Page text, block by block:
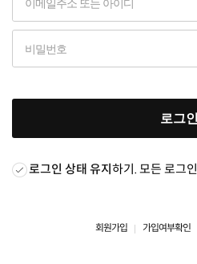
로그인
로그인 상태 유지하기. 모든 로그
회원가입 가입여부확인